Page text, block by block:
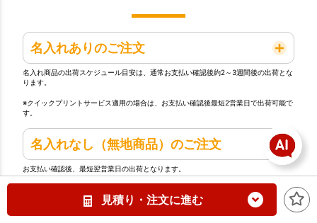
見積り・注文に進む
名入れありのご注文
名入れ商品の出荷スケジュール目安は、通常お支払い確認後約2～3週間後の出荷とな
ります。
※クイックプリントサービス適用の場合は、お支払い確認後最短2営業日で出荷可能で
す。
名入れなし（無地商品）のご注文
お支払い確認後、最短翌営業日の出荷となります。